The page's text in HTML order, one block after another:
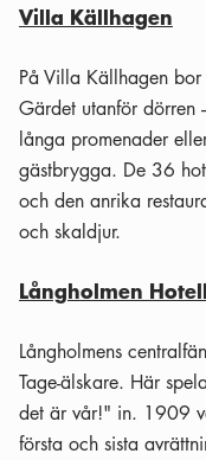
Villa Källhagen
På Villa Källhagen
Gärdet utanför
långa promenader
gästbrygga. De 36
och den anrika
och skaldjur.
Långholmen Hotell
Långholmens
Tage-älskare. Här
det är vår!" in. 1909
första och sista